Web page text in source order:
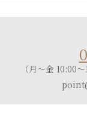
（月～金 10:00